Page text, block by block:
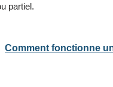
partiel.
Comment fonctionne